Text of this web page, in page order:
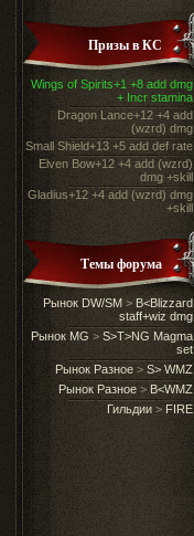
Призы в КС
Wings of Spirits+1 +8 add dmg
+ Incr stamina
Dragon Lance+12 +4 add
(wzrd) dmg
Small Shield+13 +5 add def rate
Elven Bow+12 +4 add (wzrd)
dmg +skill
Gladius+12 +4 add (wzrd) dmg
+skill
Темы форума
Рынок DW/SM > B<Blizzard
staff+wiz dmg
Рынок MG > S>T>NG Magma
set
Рынок Разное > S> WMZ
Рынок Разное > B<WMZ
Гильдии > FIRE